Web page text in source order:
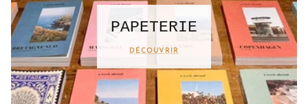
PAPETERIE
DÉCOUVRIR